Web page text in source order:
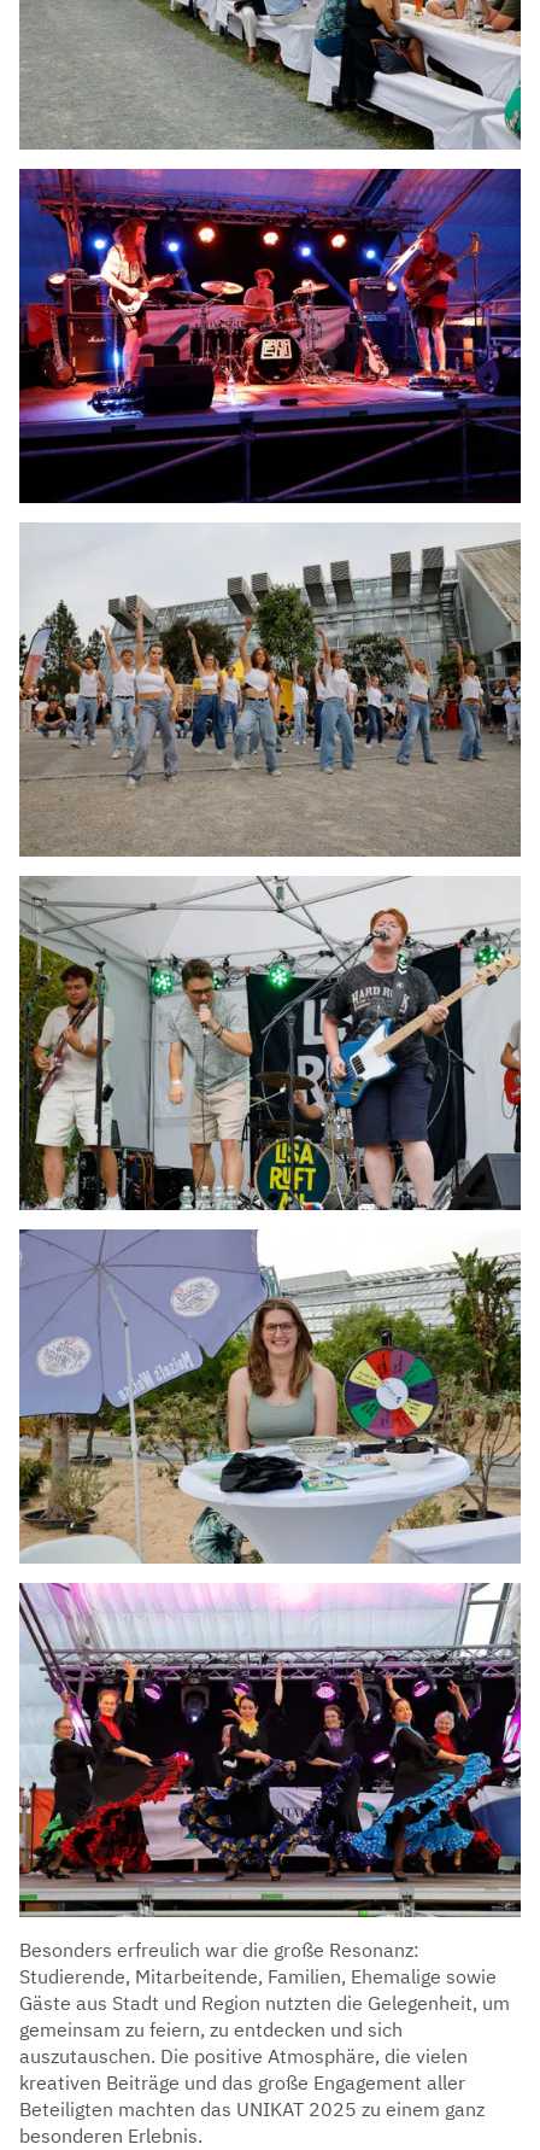
Besonders erfreulich war die große Resonanz:
Studierende, Mitarbeitende, Familien, Ehemalige sowie
Gäste aus Stadt und Region nutzten die Gelegenheit, um
gemeinsam zu feiern, zu entdecken und sich
auszutauschen. Die positive Atmosphäre, die vielen
kreativen Beiträge und das große Engagement aller
Beteiligten machten das UNIKAT 2025 zu einem ganz
besonderen Erlebnis.